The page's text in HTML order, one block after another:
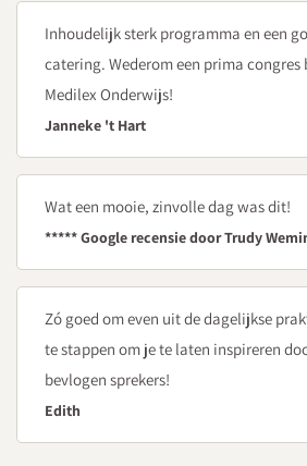
Inhoudelijk sterk programma en een
catering. Wederom een prima congres
Medilex Onderwijs!
Janneke 't Hart
Wat een mooie, zinvolle dag was dit!
***** Google recensie door Trudy
Zó goed om even uit de dagelijkse
te stappen om je te laten inspireren
bevlogen sprekers!
Edith